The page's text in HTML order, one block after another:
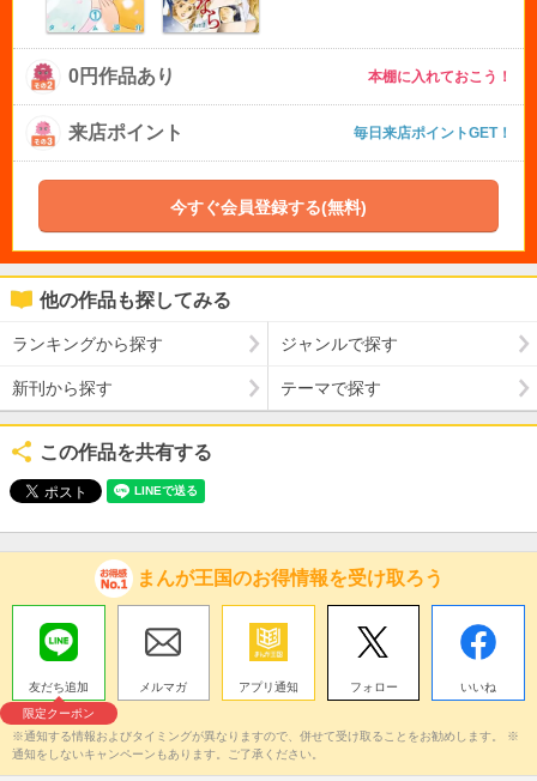
0円作品あり 本棚に入れておこう！
来店ポイント 毎日来店ポイントGET！
今すぐ会員登録する(無料)
他の作品も探してみる
ランキングから探す ジャンルで探す
新刊から探す テーマで探す
この作品を共有する
まんが王国のお得情報を受け取ろう
友だち追加
限定クーポン
メルマガ アプリ通知 フォロー いいね
※通知する情報およびタイミングが異なりますので、併せて受け取ることをお勧めします。 ※
通知をしないキャンペーンもあります。ご了承ください。